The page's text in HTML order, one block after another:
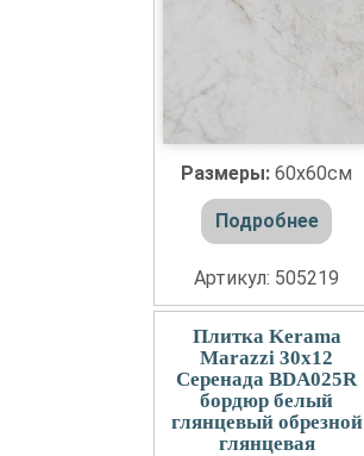
Размеры: 60x60см
Подробнее
Артикул: 505219
Плитка Kerama
Marazzi 30x12
Серенада BDA025R
бордюр белый
глянцевый обрезной
глянцевая